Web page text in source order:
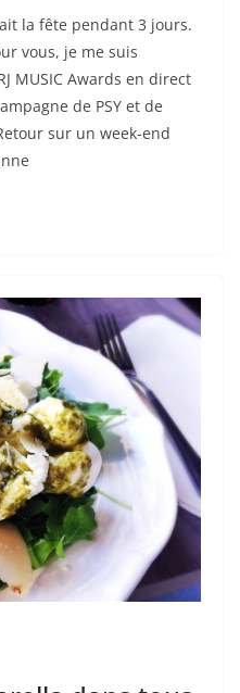
la fête pendant 3 jours.
vous, je me suis
MUSIC Awards en direct
de PSY et de
sur un week-end